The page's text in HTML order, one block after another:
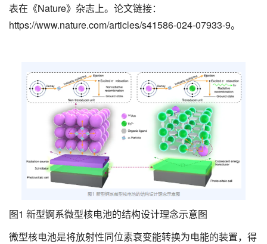
表在《Nature》杂志上。论文链接：
https://www.nature.com/articles/s41586-024-07933-9。
图1 新型锕系微型核电池的结构设计理念示意图
微型核电池是将放射性同位素衰变能转换为电能的装置，得